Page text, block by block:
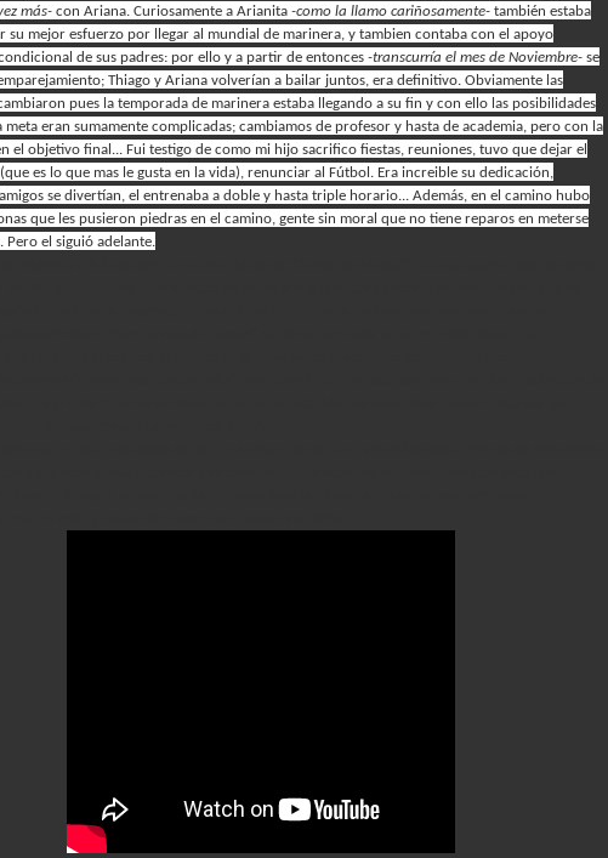
más- con Ariana. Curiosamente a Arianita -como la llamo cariñosamente- también estaba
su mejor esfuerzo por llegar al mundial de marinera, y tambien contaba con el apoyo
de sus padres: por ello y a partir de entonces -transcurría el mes de Noviembre- se
Thiago y Ariana volverían a bailar juntos, era definitivo. Obviamente las
pues la temporada de marinera estaba llegando a su fin y con ello las posibilidades
meta eran sumamente complicadas; cambiamos de profesor y hasta de academia, pero con la
el objetivo final... Fui testigo de como mi hijo sacrifico fiestas, reuniones, tuvo que dejar el
(que es lo que mas le gusta en la vida), renunciar al Fútbol. Era increible su dedicación,
se divertían, el entrenaba a doble y hasta triple horario... Además, en el camino hubo
que les pusieron piedras en el camino, gente sin moral que no tiene reparos en meterse
Pero el siguió adelante.